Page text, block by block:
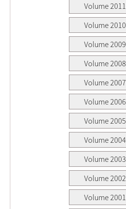
Volume 2011
Volume 2010
Volume 2009
Volume 2008
Volume 2007
Volume 2006
Volume 2005
Volume 2004
Volume 2003
Volume 2002
Volume 2001